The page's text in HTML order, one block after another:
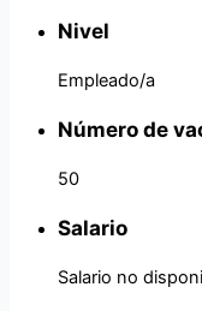
Nivel
Empleado/a
Número de
50
Salario
Salario no